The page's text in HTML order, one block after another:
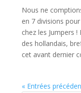
Nous ne
en 7 divisions
chez les Jumpers
des hollandais,
cet avant dernier
« Entrées